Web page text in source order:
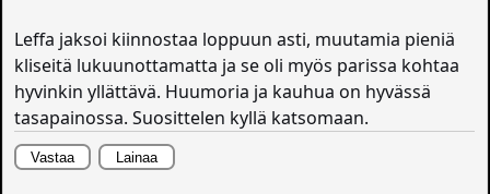
Leffa jaksoi kiinnostaa loppuun asti, muutamia pieniä
kliseitä lukuunottamatta ja se oli myös parissa kohtaa
hyvinkin yllättävä. Huumoria ja kauhua on hyvässä
tasapainossa. Suosittelen kyllä katsomaan.
Vastaa Lainaa